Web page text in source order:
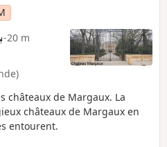
-20 m
châteaux de Margaux. La
châteaux de Margaux en
entourent.